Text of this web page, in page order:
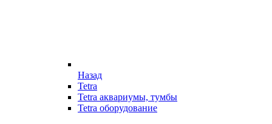
Назад
Tetra
Tetra аквариумы, тумбы
Tetra оборудование